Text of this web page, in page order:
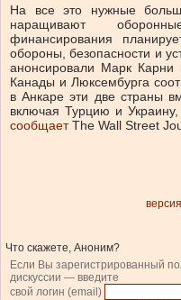
На все это нужные
наращивают
финансирования
обороны, безопасности и
анонсировали Марк
Канады и Люксембурга
в Анкаре эти две страны
включая Турцию и
сообщаетThe Wall Street
Что скажете, Аноним?
Если Вы зарегистрированный
дискуссии — введите
свой логин (email)